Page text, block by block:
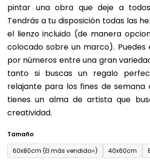
pintar una obra que deje a todos
Tendrás a tu disposición todas las
el lienzo incluido (de manera
colocado sobre un marco). Puedes
por números entre una gran
tanto si buscas un regalo
relajante para los fines de semana
tienes un alma de artista que
creatividad.
Tamaño
60x80cm (El más vendido⭐)
40x60cm
es
de
0,0
sobre
5
estrellas.